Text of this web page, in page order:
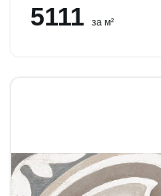
5111 за м²